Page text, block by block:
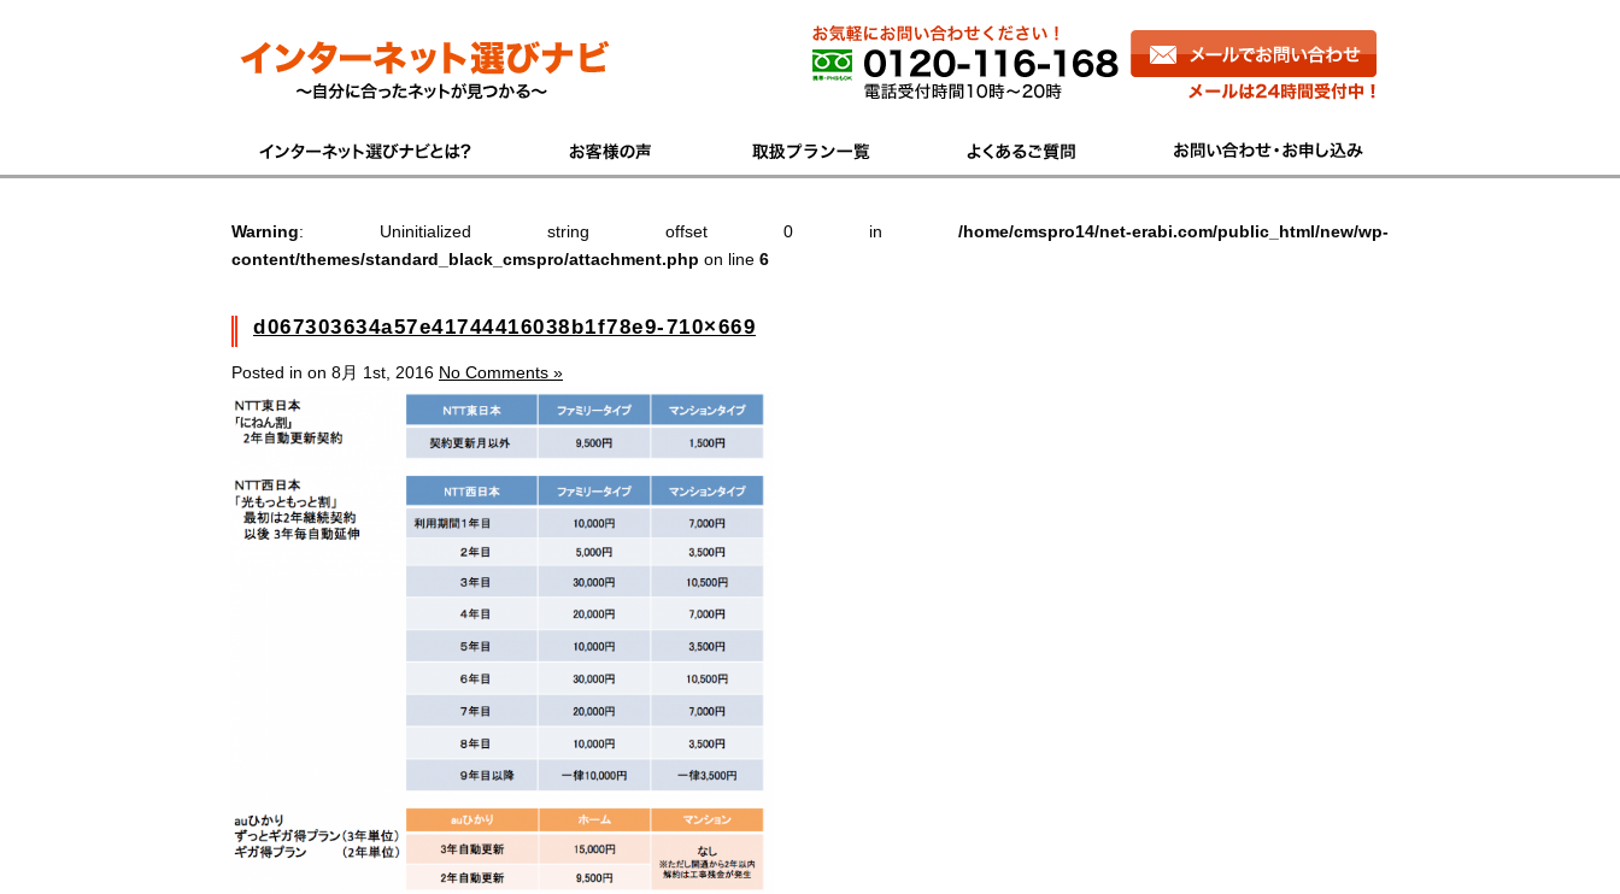
Warning: Uninitialized string offset 0 in /home/cmspro14/net-erabi.com/public_html/new/wp-
content/themes/standard_black_cmspro/attachment.php on line 6
d067303634a57e41744416038b1f78e9-710×669
Posted in on 8月 1st, 2016 No Comments »